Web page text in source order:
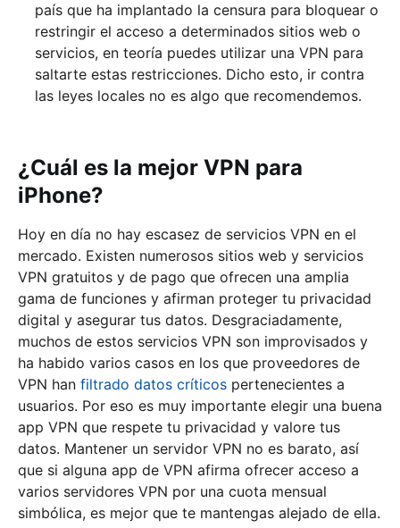
país que ha implantado la censura para bloquear o
restringir el acceso a determinados sitios web o
servicios, en teoría puedes utilizar una VPN para
saltarte estas restricciones. Dicho esto, ir contra
las leyes locales no es algo que recomendemos.
¿Cuál es la mejor VPN para
iPhone?
Hoy en día no hay escasez de servicios VPN en el
mercado. Existen numerosos sitios web y servicios
VPN gratuitos y de pago que ofrecen una amplia
gama de funciones y afirman proteger tu privacidad
digital y asegurar tus datos. Desgraciadamente,
muchos de estos servicios VPN son improvisados y
ha habido varios casos en los que proveedores de
VPN han filtrado datos críticos pertenecientes a
usuarios. Por eso es muy importante elegir una buena
app VPN que respete tu privacidad y valore tus
datos. Mantener un servidor VPN no es barato, así
que si alguna app de VPN afirma ofrecer acceso a
varios servidores VPN por una cuota mensual
simbólica, es mejor que te mantengas alejado de ella.